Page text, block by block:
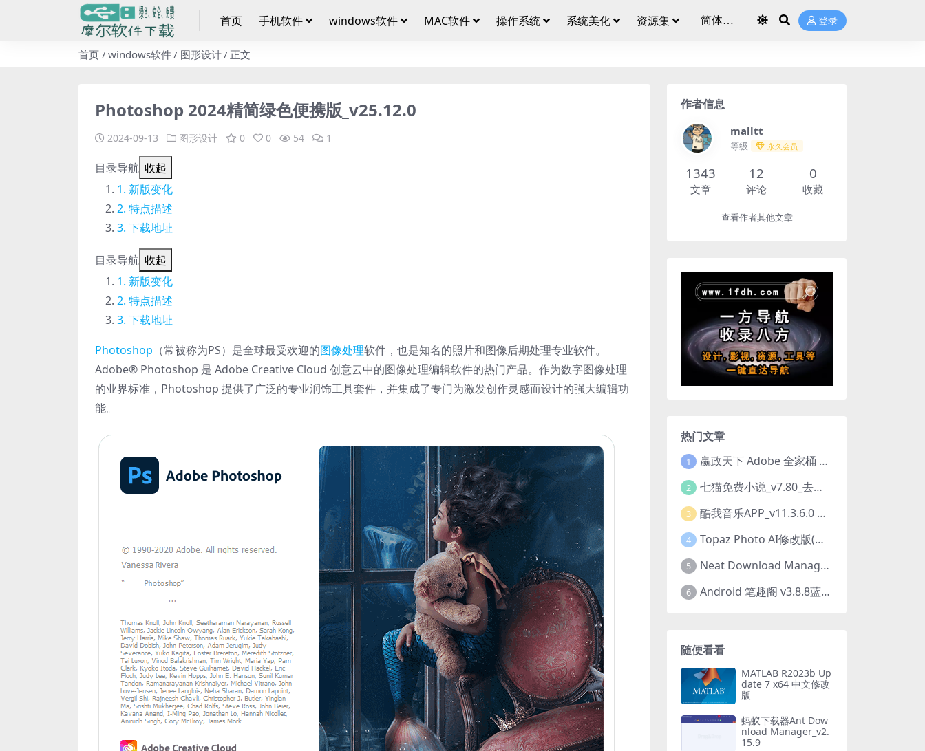
首页 手机软件 windows软件 MAC软件 操作系统 系统美化 资源集 登录
首页 windows软件 图形设计 正文
Photoshop 2024精简绿色便携版_v25.12.0
2024-09-13 图形设计 0 0 54 1
目录导航 收起
新版变化
特点描述
下载地址
目录导航 收起
新版变化
特点描述
下载地址
Photoshop （常被称为PS）是全球最受欢迎的图像处理软件，也是知名的照片和图像后期处理专业软件。
Adobe® Photoshop 是 Adobe Creative Cloud 创意云中的图像处理编辑软件的热门产品。作为数字图像处理
的业界标准，Photoshop 提供了广泛的专业润饰工具套件，并集成了专门为激发创作灵感而设计的强大编辑功
能。
作者信息
malltt
等级 永久会员
1343
文章
12
评论
0
收藏
查看作者其他文章
热门文章
1 嬴政天下 Adobe 全家桶 2020.2021.2022.2023.2024.2025大师版（2025年08月版 ）
2 七猫免费小说_v7.80_去除广告解锁VIP会员版
3 酷我音乐APP_v11.3.6.0 去广告修改豪华VIP版
4 Topaz Photo AI修改版(图片降噪软件) v4.0.3
5 Neat Download Manager 1.4.10中文版NDM下载器简称NDM
6 Android 笔趣阁 v3.8.8蓝色/1.0.6 /2.7.7去广告完美版
随便看看
MATLAB R2023b Up
date 7 x64 中文修改
版
蚂蚁下载器Ant Dow
nload Manager_v2.
15.9